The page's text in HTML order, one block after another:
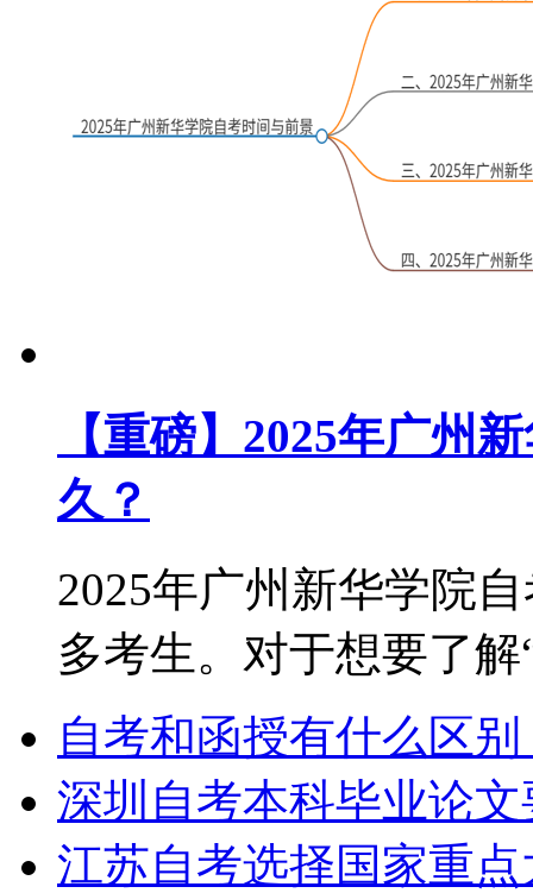
【重磅】2025年广州
久？
2025年广州新华学院
多考生。对于想要了解
自考和函授有什么区别
深圳自考本科毕业论
江苏自考选择国家重